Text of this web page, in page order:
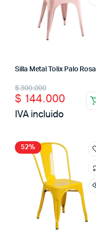
Silla Metal Tolix Palo Rosa
$300.000
Original
price
was:
$ 300.000.
$ 144.000
Current
price
is:
$ 144.000.
IVA incluido
52%